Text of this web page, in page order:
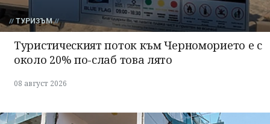
ТУРИЗЪМ
Туристическият поток към Черноморието е с
около 20% по-слаб това лято
08 август 2026